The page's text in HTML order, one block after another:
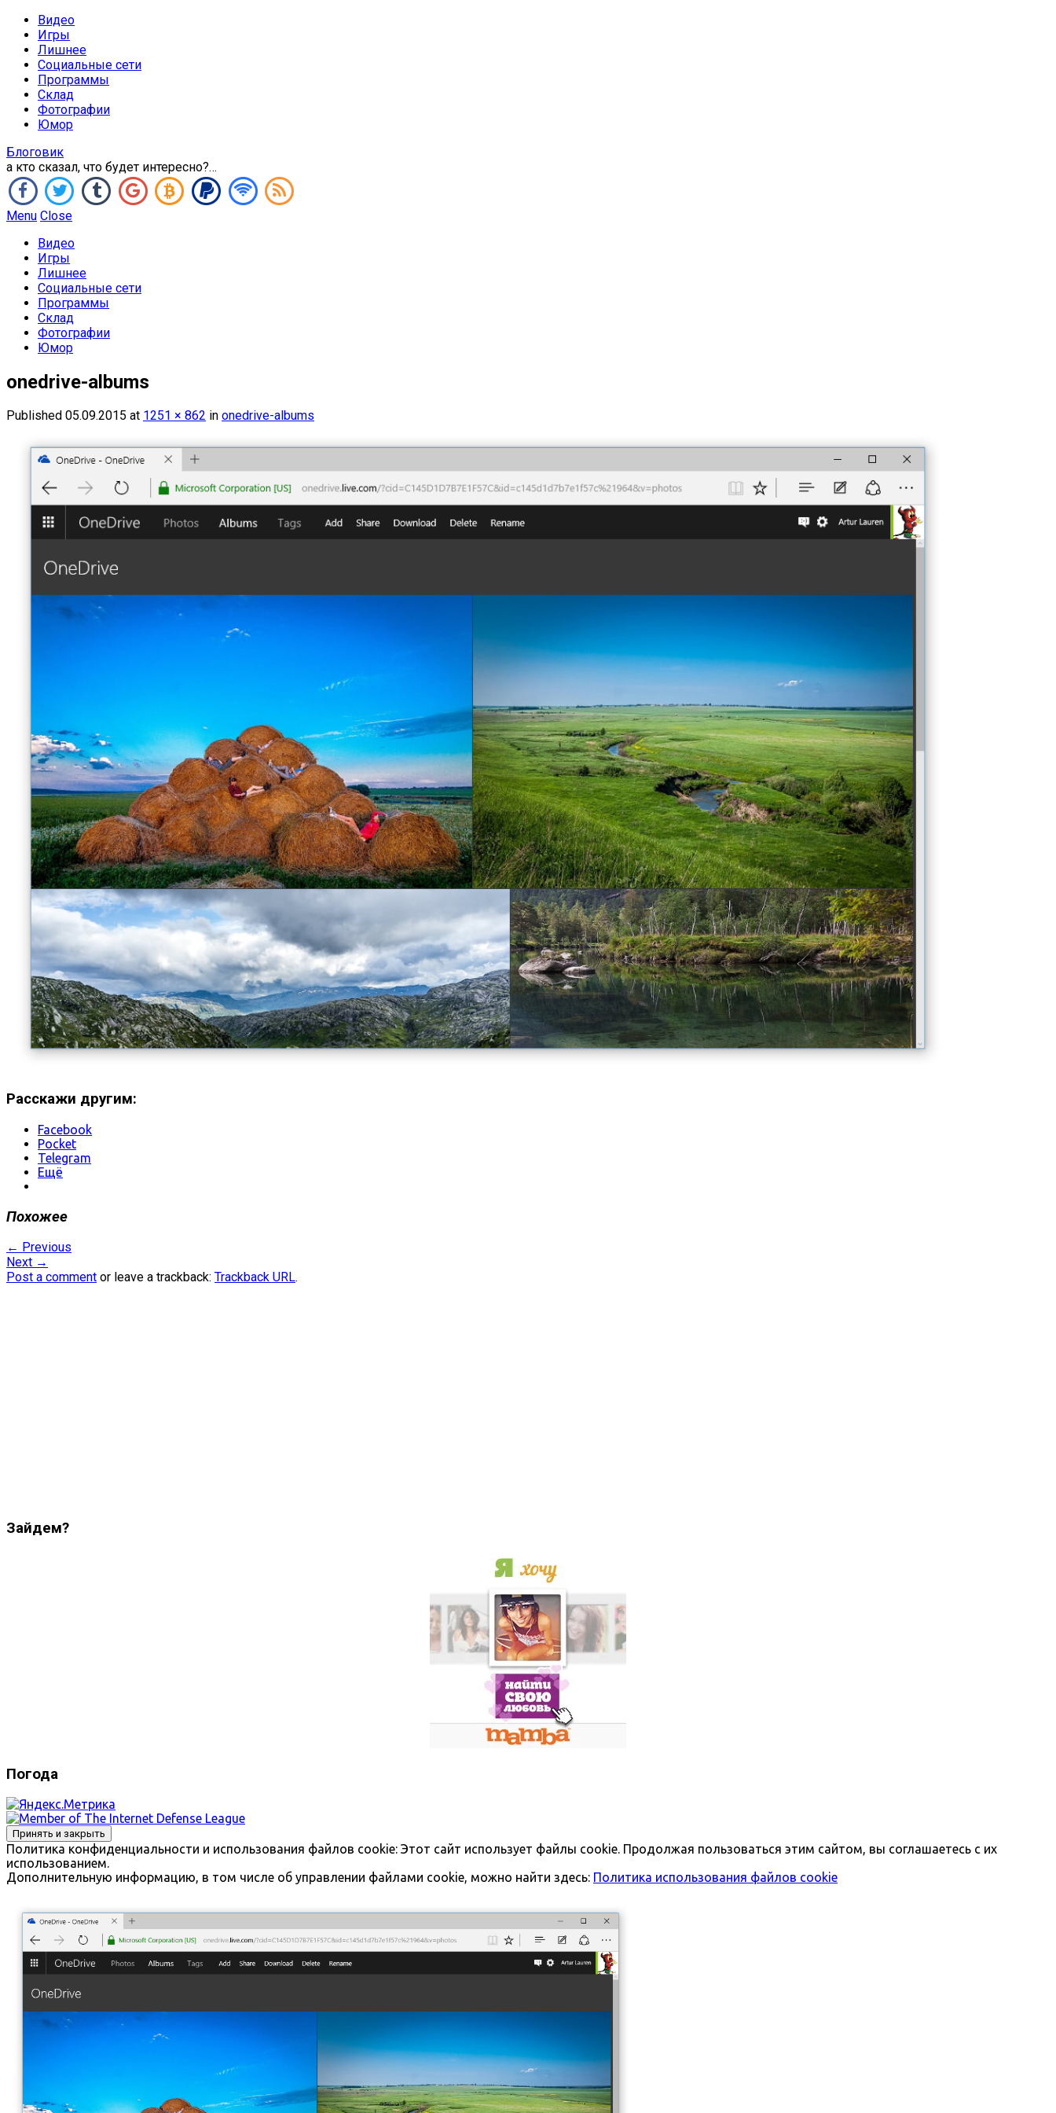
Видео
Игры
Лишнее
Социальные сети
Программы
Склад
Фотографии
Юмор
Блоговик
а кто сказал, что будет интересно?…
Menu Close
Видео
Игры
Лишнее
Социальные сети
Программы
Склад
Фотографии
Юмор
onedrive-albums
Published 05.09.2015 at 1251 × 862 in onedrive-albums
Расскажи другим:
Facebook
Pocket
Telegram
Ещё
Похожее
← Previous
Next →
Post a comment or leave a trackback: Trackback URL.
Зайдем?
Погода
Политика конфиденциальности и использования файлов сookie: Этот сайт использует файлы cookie. Продолжая пользоваться этим сайтом, вы соглашаетесь с их
использованием.
Дополнительную информацию, в том числе об управлении файлами cookie, можно найти здесь: Политика использования файлов cookie